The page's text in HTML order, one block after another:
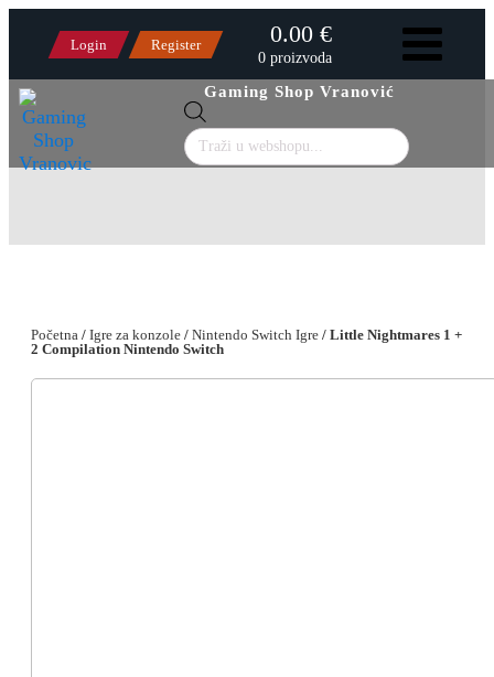
Login Register 0.00 €
0 proizvoda
Gaming Shop Vranović
search
Početna / Igre za konzole / Nintendo Switch Igre / Little Nightmares 1 +
2 Compilation Nintendo Switch